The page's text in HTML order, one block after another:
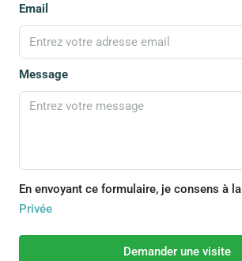
Email
Message
En envoyant ce formulaire, je consens à la
Privée
Demander une visite